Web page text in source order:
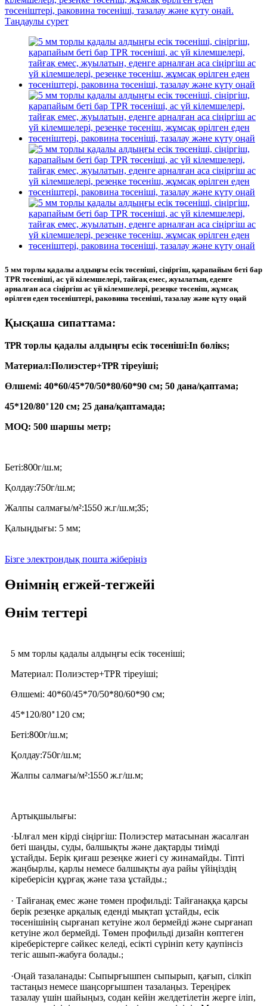
5 мм торлы қадалы алдыңғы есік төсеніші, сіңіргіш, қарапайым беті бар
TPR төсеніші, ас үй кілемшелері, тайғақ емес, жуылатын, еденге
арналған аса сіңіргіш ас үй кілемшелері, резеңке төсеніш, жұмсақ
өрілген еден төсеніштері, раковина төсеніші, тазалау және күту оңай
Қысқаша сипаттама:
TPR торлы қадалы алдыңғы есік төсеніші:In бөлікs;
Материал:Полиэстер+TPR тіреуіші;
Өлшемі: 40*60/45*70/50*80/60*90 см; 50 дана/қаптама;
45*120/80*120 см; 25 дана/қаптамада;
MOQ: 500 шаршы метр;
Беті:800г/ш.м;
Қолдау:750г/ш.м;
Жалпы салмағы/м²:1550 ж.г/ш.м;35;
Қалыңдығы: 5 мм;
Бізге электрондық пошта жіберіңіз
Өнімнің егжей-тегжейі
Өнім тегтері
5 мм торлы қадалы алдыңғы есік төсеніші;
Материал: Полиэстер+TPR тіреуіші;
Өлшемі: 40*60/45*70/50*80/60*90 см;
45*120/80*120 см;
Беті:800г/ш.м;
Қолдау:750г/ш.м;
Жалпы салмағы/м²:1550 ж.г/ш.м;
Артықшылығы:
·Ылғал мен кірді сіңіргіш: Полиэстер матасынан жасалған
беті шаңды, суды, балшықты және дақтарды тиімді
ұстайды. Берік қиғаш резеңке жиегі су жинамайды. Тіпті
жаңбырлы, қарлы немесе балшықты ауа райы үйіңіздің
кіреберісін құрғақ және таза ұстайды.;
· Тайғанақ емес және төмен профильді: Тайғанаққа қарсы
берік резеңке арқалық еденді мықтап ұстайды, есік
төсенішінің сырғанап кетуіне жол бермейді және сырғанап
кетуіне жол бермейді. Төмен профильді дизайн көптеген
кіреберістерге сәйкес келеді, есікті сүрініп кету қаупінсіз
тегіс ашып-жабуға болады.;
·Оңай тазаланады: Сыпырғышпен сыпырып, қағып, сілкіп
тастаңыз немесе шаңсорғышпен тазалаңыз. Тереңірек
тазалау үшін шайыңыз, содан кейін желдетілетін жерге іліп,